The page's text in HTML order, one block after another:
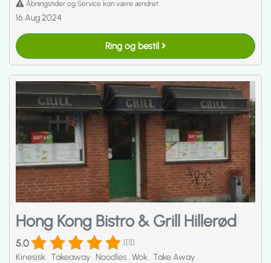
Åbningstider og Service kan være ændret
16 Aug 2024
Ring og bestil
Hong Kong Bistro & Grill Hillerød
5.0 [[1]]
Kinesisk. Takeaway. Noodles. Wok. Take Away.